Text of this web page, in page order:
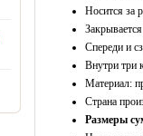
Носится за
Спереди и
Внутри три
Материал:
Страна
Размеры